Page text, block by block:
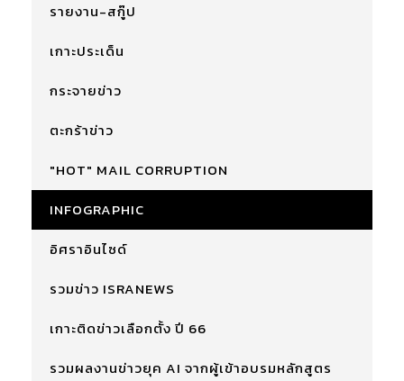
รายงาน-สกู๊ป
เกาะประเด็น
กระจายข่าว
ตะกร้าข่าว
"HOT" MAIL CORRUPTION
INFOGRAPHIC
อิศราอินไซด์
รวมข่าว ISRANEWS
เกาะติดข่าวเลือกตั้ง ปี 66
รวมผลงานข่าวยุค AI จากผู้เข้าอบรมหลักสูตร